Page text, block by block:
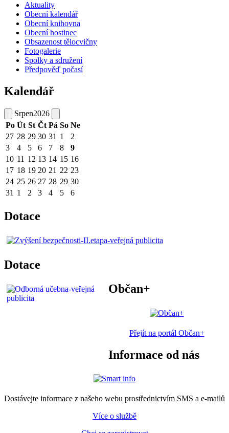
Aktuality
Obecní kalendář
Obecní knihovna
Obecní hostinec
Obsazenost tělocvičny
Fotogalerie
Spolky a sdružení
Předpověď počasí
Kalendář
Srpen2026
Po Út St Čt Pá So Ne
27 28 29 30 31 1
2
3
4 5 6 7 8
9
10 11 12 13 14 15 16
17 18 19 20 21 22 23
24 25 26 27 28 29 30
31 1 2 3 4 5 6
Dotace
Dotace
Občan+
Přejít na portál Občan+
Informace od nás
Dostávejte informace z našeho webu prostřednictvím SMS a e-mailů
Více o službě